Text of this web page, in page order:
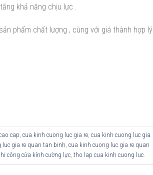
khả năng chịu lực .
phẩm chất lượng , cùng với giá thành hợp lý
cap, cua kinh cuong luc gia re, cua kinh cuong luc gia
luc gia re quan tan binh,cua kinh cuong luc gia re quan
công cửa kính cường lực, tho lap cua kinh cuong luc.